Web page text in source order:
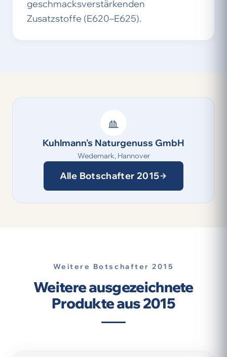
geschmacksverstärkenden
Zusatzstoffe (E620–E625).
Kuhlmann's Naturgenuss GmbH
Wedemark, Hannover
Alle Botschafter 2015
Weitere Botschafter 2015
Weitere ausgezeichnete
Produkte aus 2015